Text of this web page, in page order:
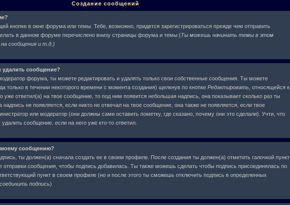
Создание сообщений
кнопке в окне форума или темы. Тебе, возможно, придется зарегистрироваться прежде чем отправить
в данном форуме перечислено внизу страницы форума и темы (Ты можешь начинать темы в этом
сообщения и т.д. )
удалить сообщение?
форума, ты можете редактировать и удалять только свои собственные сообщения. Ты можете
только в течении некоторого времени с момента создания) щелкнув по кнопке Редактировать , относящейся к
уже ответил(а) на твое сообщение, то под ним появится небольшая надпись, она показывает сколько раз ты
не появляется, если никто не отвечал на твое сообщение, она также не появляется, если твое
или модератор (они должны сами оставить пометку, где сказано, почему они это сделали). Учти, что
сообщение, если на него уже кто-то ответил.
моему сообщению?
ты должен(а) сначала создать ее в своем профиле. После создания ты должен(а) отметить галочкой пункт
отправки сообщения, чтобы подпись добавилась. Ты также можешь сделать чтобы подпись присоединялась по
пункт в своем профиле (но и после этого ты сможешь отключить подпись в определенных
подпись)